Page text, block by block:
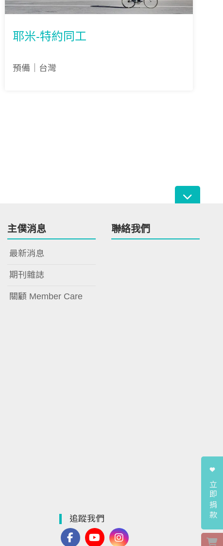
耶米-特約同工
預備｜台灣
主僕消息
最新消息
期刊雜誌
關顧 Member Care
聯絡我們
追蹤我們 立即捐款